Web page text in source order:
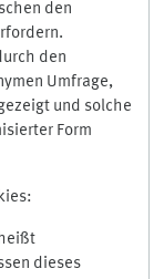
den
den
Umfrage,
und solche
Form
dieses